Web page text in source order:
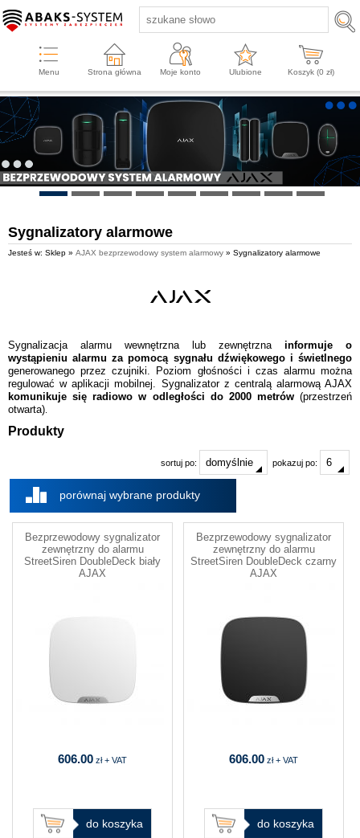
Menu Strona główna Moje konto Ulubione Koszyk (0 zł)
Sygnalizatory alarmowe
Jesteś w: Sklep » AJAX bezprzewodowy system alarmowy » Sygnalizatory alarmowe
Sygnalizacja alarmu wewnętrzna lub zewnętrzna informuje o
wystąpieniu alarmu za pomocą sygnału dźwiękowego i świetlnego
generowanego przez czujniki. Poziom głośności i czas alarmu można
regulować w aplikacji mobilnej. Sygnalizator z centralą alarmową AJAX
komunikuje się radiowo w odległości do 2000 metrów(przestrzeń
otwarta)
Produkty
pokazuj po:
sortuj po:
porównaj wybrane produkty
Bezprzewodowy sygnalizator
zewnętrzny do alarmu
StreetSiren DoubleDeck biały
AJAX
606.00 zł + VAT
do koszyka
Bezprzewodowy sygnalizator
zewnętrzny do alarmu
StreetSiren DoubleDeck czarny
AJAX
606.00 zł + VAT
do koszyka